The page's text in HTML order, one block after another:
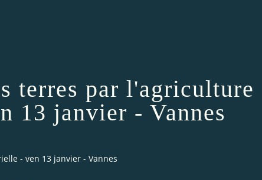
terres par l'agriculture
13 janvier - Vannes
- ven 13 janvier - Vannes